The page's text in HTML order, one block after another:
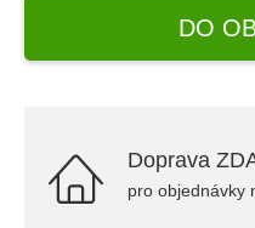
DO
Doprava
pro objednávky